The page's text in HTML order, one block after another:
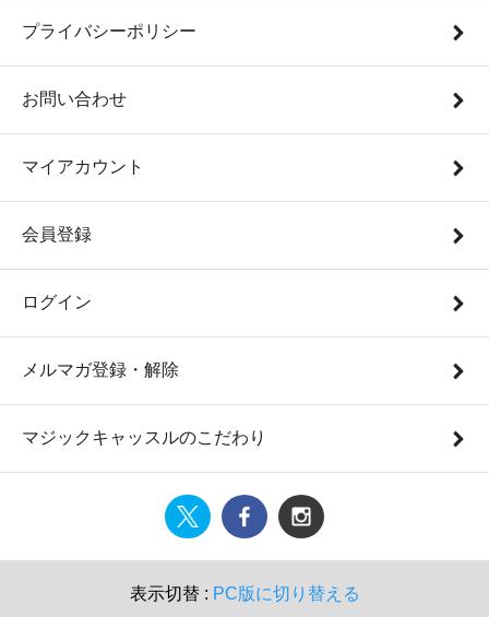
プライバシーポリシー
お問い合わせ
マイアカウント
会員登録
ログイン
メルマガ登録・解除
マジックキャッスルのこだわり
表示切替 : PC版に切り替える